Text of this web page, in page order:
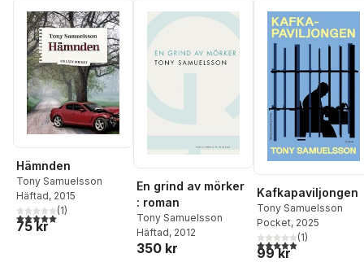
Hämnden
Tony Samuelsson
Häftad, 2015
5,0utav 5 stjärnor. Totalt antal röster:
(1)
75 kr
En grind av mörker
: roman
Tony Samuelsson
Häftad, 2012
350 kr
Kafkapaviljongen
Tony Samuelsson
Pocket, 2025
5,0utav 5 stjärnor.
(1)
99 kr